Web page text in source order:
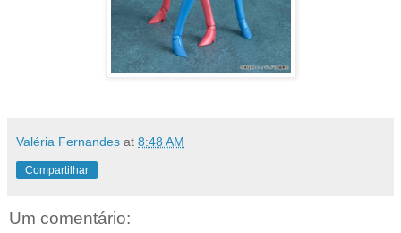
Valéria Fernandes at 8:48 AM
Compartilhar
Um comentário: